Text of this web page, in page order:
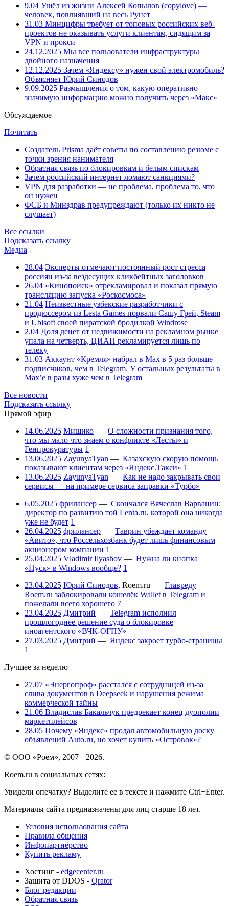
9.04 Ушёл из жизни Алексей Копылов (copylove) —
человек, повлиявший на весь Рунет
31.03 Минцифры требует от топовых российских веб-
проектов не оказывать услуги клиентам, сидящим за
VPN и прокси
24.12.2025 Мы все пользователи инфраструктуры
двойного назначения
12.12.2025 Зачем «Яндексу» нужен свой электромобиль?
Объясняет Юрий Синодов
9.09.2025 Размышления о том, какую оперативно
значимую информацию можно получить через «Макс»
Обсуждаемое
Почитать
Создатель Prisma даёт советы по составлению резюме с
точки зрения нанимателя
Обратная связь по блокировкам и белым спискам
Зачем российский интернет ломают санкциями?
VPN для разработки — не проблема, проблема то, что
он нужен
ФСБ и Минздрав предупреждают (только их никто не
слушает)
Все ссылки
Подсказать ссылку
Медиа
28.04 Эксперты отмечают постоянный рост стресса
россиян из-за вездесущих кликбейтных заголовков
26.04 «Кинопоиск» отрекламировал и показал прямую
трансляцию запуска «Роскосмоса»
21.04 Неизвестные узбекские разработчики с
продюссером из Lesta Games порвали Сашу Грей, Steam
и Ubisoft своей пиратской бродилкой Windrose
2.04 Доля денег от недвижимости на рекламном рынке
упала на четверть, ЦИАН рекламируется лишь по
телеку
31.03 Аккаунт «Кремля» набрал в Max в 5 раз больше
подписчиков, чем в Telegram. У остальных результаты в
Max’е в разы хуже чем в Telegram
Все новости
Подсказать ссылку
Прямой эфир
14.06.2025 Мишико — О сложности признания того,
что мы мало что знаем о конфликте «Лесты» и
Генпрокуратуры 1
13.06.2025 ZayunyaTyan — Казахскую скорую помощь
показывают клиентам через «Яндекс.Такси» 1
13.06.2025 ZayunyaTyan — Как не надо закрывать свои
сервисы — на примере сервиса заправки «Турбо»
6.05.2025 фрилансер — Скончался Вячеслав Варванин:
директор по развитию той Lenta.ru, которой она никогда
уже не будет 1
26.04.2025 фрилансер — Таврин убеждает команду
«Авито», что Россельхозбанк будет лишь финансовым
акционером компании 1
25.04.2025 Vladimir Ilyashov — Нужна ли кнопка
«Пуск» в Windows вообще? 1
23.04.2025 Юрий Синодов, Roem.ru — Главреду
Roem.ru заблокировали кошелёк Wallet в Telegram и
пожелали всего хорошего 7
23.04.2025 Дмитрий — Telegram исполнил
прошлогоднее решение суда о блокировке
иноагентского «ВЧК-ОГПУ»
27.03.2025 Дмитрий — Яндекс закроет турбо-страницы
1
Лучшее за неделю
27.07 «Энергопроф» расстался с сотрудницей из-за
слива документов в Deepseek и нарушения режима
коммерческой тайны
21.06 Владислав Бакальчук предрекает конец дуополии
маркетплейсов
28.05 Почему «Яндекс» продал автомобильную доску
объявлений Auto.ru, но хочет купить «Островок»?
© ООО «Роем», 2007 – 2026.
Roem.ru в социальных сетях:
Увидели опечатку? Выделите ее в тексте и нажмите Ctrl+Enter.
Материалы сайта предназначены для лиц старше 18 лет.
Условия использования сайта
Правила общения
Инфопартнёрство
Купить рекламу
Хостинг - edgecenter.ru
Защита от DDOS - Qrator
Блог редакции
Обратная связь